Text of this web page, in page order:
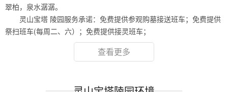
翠柏，泉水潺潺。
灵山宝塔 陵园服务承诺：免费提供参观购墓接送班车；免费提供
祭扫班车(每周二、六）；免费提供接灵班车；
查看更多